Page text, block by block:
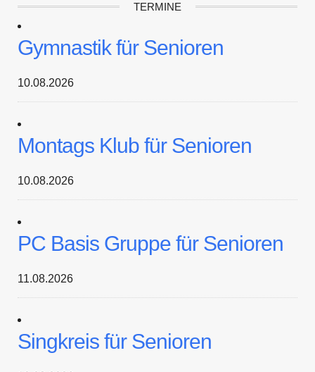
TERMINE
Gymnastik für Senioren
10.08.2026
Montags Klub für Senioren
10.08.2026
PC Basis Gruppe für Senioren
11.08.2026
Singkreis für Senioren